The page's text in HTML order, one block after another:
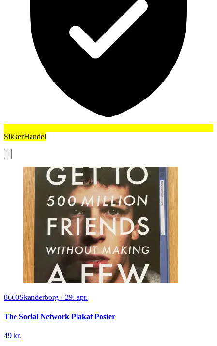
SikkerHandel
8660Skanderborg · 29. apr.
The Social Network Plakat Poster
49 kr.